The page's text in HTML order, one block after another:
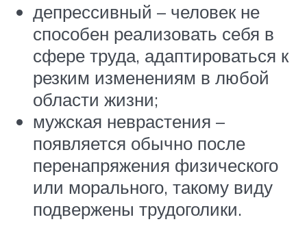
депрессивный – человек не
способен реализовать себя в
сфере труда, адаптироваться к
резким изменениям в любой
области жизни;
мужская неврастения –
появляется обычно после
перенапряжения физического
или морального, такому виду
подвержены трудоголики.